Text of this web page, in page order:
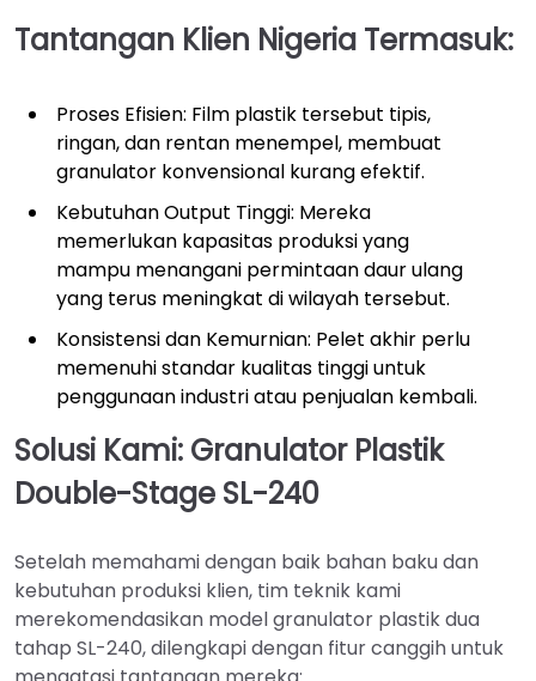
Tantangan Klien Nigeria Termasuk:
Proses Efisien: Film plastik tersebut tipis,
ringan, dan rentan menempel, membuat
granulator konvensional kurang efektif.
Kebutuhan Output Tinggi: Mereka
memerlukan kapasitas produksi yang
mampu menangani permintaan daur ulang
yang terus meningkat di wilayah tersebut.
Konsistensi dan Kemurnian: Pelet akhir perlu
memenuhi standar kualitas tinggi untuk
penggunaan industri atau penjualan kembali.
Solusi Kami: Granulator Plastik
Double-Stage SL-240
Setelah memahami dengan baik bahan baku dan
kebutuhan produksi klien, tim teknik kami
merekomendasikan model granulator plastik dua
tahap SL-240, dilengkapi dengan fitur canggih untuk